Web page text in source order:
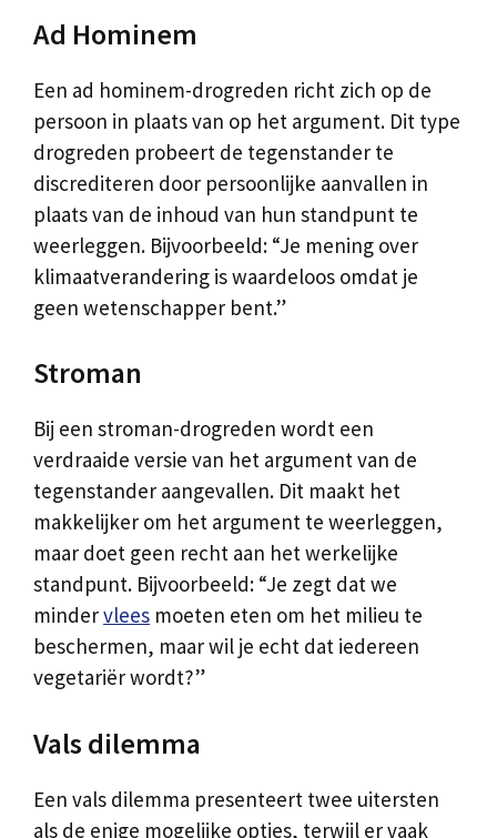
Ad Hominem
Een ad hominem-drogreden richt zich op de
persoon in plaats van op het argument. Dit type
drogreden probeert de tegenstander te
discrediteren door persoonlijke aanvallen in
plaats van de inhoud van hun standpunt te
weerleggen. Bijvoorbeeld: “Je mening over
klimaatverandering is waardeloos omdat je
geen wetenschapper bent.”
Stroman
Bij een stroman-drogreden wordt een
verdraaide versie van het argument van de
tegenstander aangevallen. Dit maakt het
makkelijker om het argument te weerleggen,
maar doet geen recht aan het werkelijke
standpunt. Bijvoorbeeld: “Je zegt dat we
mindervlees moeten eten om het milieu te
beschermen, maar wil je echt dat iedereen
vegetariër wordt?”
Vals dilemma
Een vals dilemma presenteert twee uitersten
als de enige mogelijke opties, terwijl er vaak